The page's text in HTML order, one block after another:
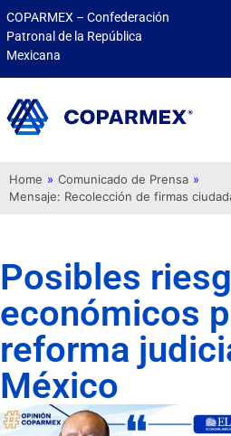
COPARMEX – Confederación
Patronal de la República
Mexicana
Home » Comunicado de Prensa »
Mensaje: Recolección de firmas
Posibles
económicos
reforma
México